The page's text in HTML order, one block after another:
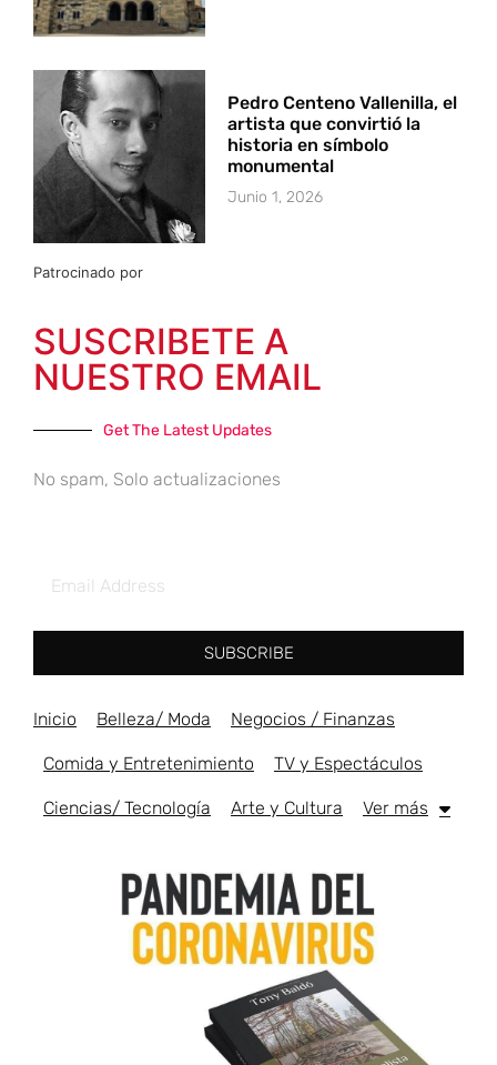
Pedro Centeno Vallenilla, el
artista que convirtió la
historia en símbolo
monumental
Junio 1, 2026
Patrocinado por
SUSCRIBETE A
NUESTRO EMAIL
Get The Latest Updates
No spam, Solo actualizaciones
SUBSCRIBE
Inicio Belleza/ Moda Negocios / Finanzas
Comida y Entretenimiento TV y Espectáculos
Ciencias/ Tecnología Arte y Cultura Ver más